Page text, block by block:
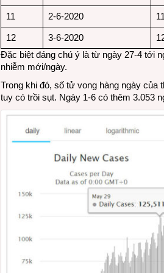
11 2-6-2020
12 3-6-2020
Đặc biệt đáng chú ý là từ ngày 27-4 tới
nhiễm mới/ngày.
Trong khi đó, số tử vong hàng ngày của
tuy có trồi sụt. Ngày 1-6 có thêm 3.053